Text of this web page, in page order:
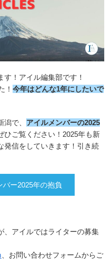
！アイル編集部です！
！ 今年はどんな1年にしたいで
で、 アイルメンバーの2025
ひご覧ください！2025年も新
発信をしていきます！引き続
バー2025年の抱負
、アイルではライターの募集
、お問い合わせフォームからご